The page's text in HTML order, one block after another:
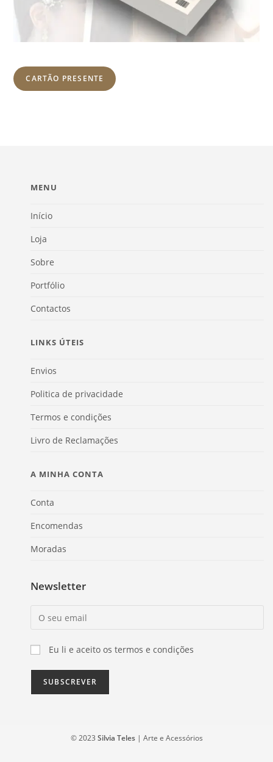
CARTÃO PRESENTE
MENU
Início
Loja
Sobre
Portfólio
Contactos
LINKS ÚTEIS
Envios
Politica de privacidade
Termos e condições
Livro de Reclamações
A MINHA CONTA
Conta
Encomendas
Moradas
Newsletter
Eu li e aceito os termos e condições
© 2023 Silvia Teles| Arte e Acessórios